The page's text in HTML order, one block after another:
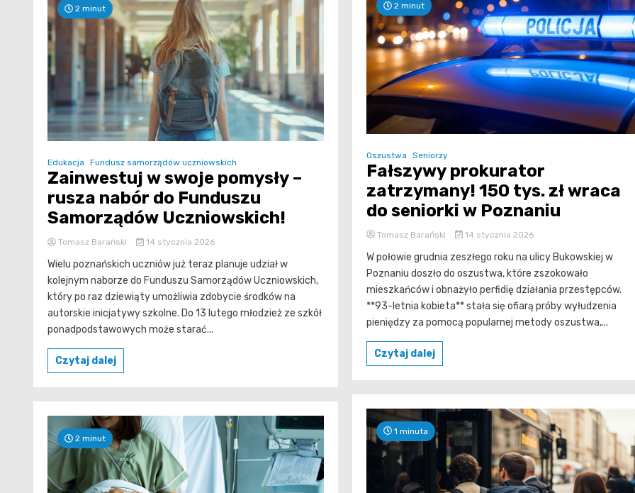
2 minut
Edukacja Fundusz samorządów uczniowskich
Zainwestuj w swoje pomysły –
rusza nabór do Funduszu
Samorządów Uczniowskich!
Tomasz Barański 14 stycznia 2026
Wielu poznańskich uczniów już teraz planuje udział w
kolejnym naborze do Funduszu Samorządów Uczniowskich,
który po raz dziewiąty umożliwia zdobycie środków na
autorskie inicjatywy szkolne. Do 13 lutego młodzież ze szkół
ponadpodstawowych może starać...
Czytaj dalej
2 minut
2 minut
Oszustwa Seniorzy
Fałszywy prokurator
zatrzymany! 150 tys. zł wraca
do seniorki w Poznaniu
Tomasz Barański 14 stycznia 2026
W połowie grudnia zeszłego roku na ulicy Bukowskiej w
Poznaniu doszło do oszustwa, które zszokowało
mieszkańców i obnażyło perfidię działania przestępców.
**93-letnia kobieta** stała się ofiarą próby wyłudzenia
pieniędzy za pomocą popularnej metody oszustwa,...
Czytaj dalej
1 minuta